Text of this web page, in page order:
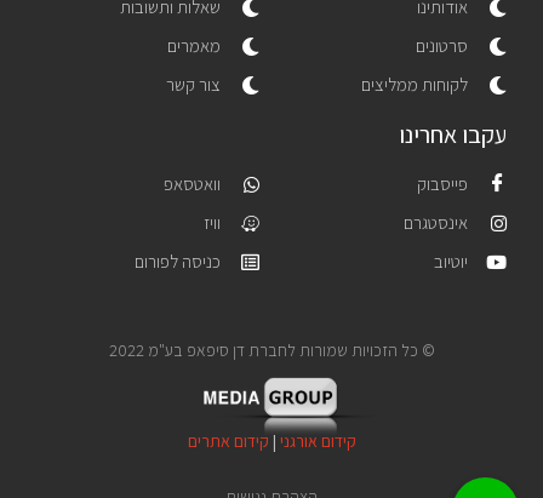
אודותינו
סרטונים
לקוחות ממליצים
שאלות ותשובות
מאמרים
צור קשר
עקבו אחרינו
פייסבוק
אינסטגרם
יוטיוב
וואטסאפ
וויז
כניסה לפורום
© כל הזכויות שמורות לחברת דן סיפאפ בע"מ 2022
קידום אורגני | קידום אתרים